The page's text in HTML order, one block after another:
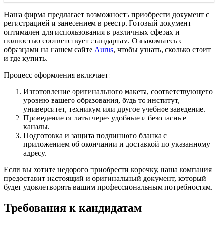
Наша фирма предлагает возможность приобрести документ с
регистрацией и занесением в реестр. Готовый документ
оптимален для использования в различных сферах и
полностью соответствует стандартам. Ознакомьтесь с
образцами на нашем сайте Aurus, чтобы узнать, сколько стоит
и где купить.
Процесс оформления включает:
Изготовление оригинального макета, соответствующего
уровню вашего образования, будь то институт,
университет, техникум или другое учебное заведение.
Проведение оплаты через удобные и безопасные
каналы.
Подготовка и защита подлинного бланка с
приложением об окончании и доставкой по указанному
адресу.
Если вы хотите недорого приобрести корочку, наша компания
предоставит настоящий и оригинальный документ, который
будет удовлетворять вашим профессиональным потребностям.
Требования к кандидатам